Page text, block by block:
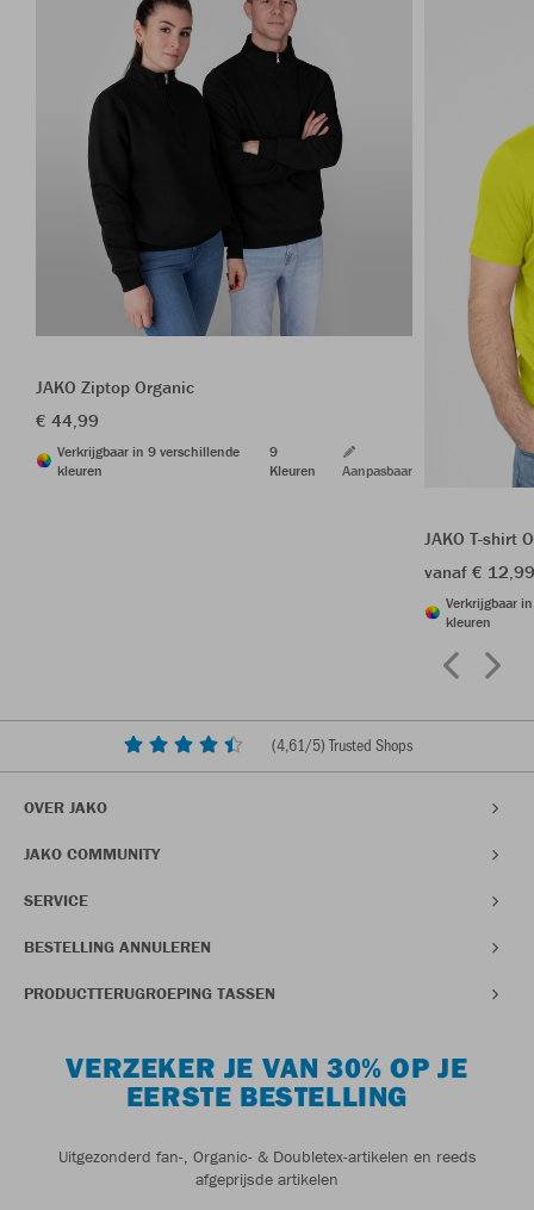
JAKO Ziptop Organic
€ 44,99
Verkrijgbaar in 9 verschillende
kleuren
9
Kleuren
Aanpasbaar
JAKO T-shirt
vanaf €
Verkrijgbaar
kleuren
(4,61/5) Trusted Shops
OVER JAKO
JAKO COMMUNITY
SERVICE
BESTELLING ANNULEREN
PRODUCTTERUGROEPING TASSEN
VERZEKER JE VAN 30% OP JE
EERSTE BESTELLING
Uitgezonderd fan-, Organic- & Doubletex-artikelen en reeds
afgeprijsde artikelen